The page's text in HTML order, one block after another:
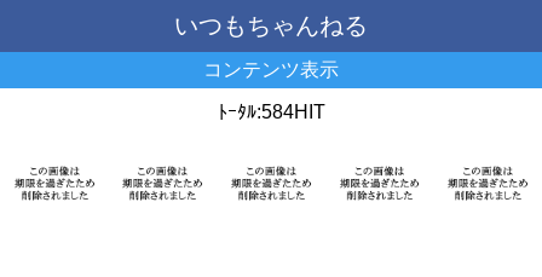
いつもちゃんねる
コンテンツ表示
ﾄｰﾀﾙ:584HIT